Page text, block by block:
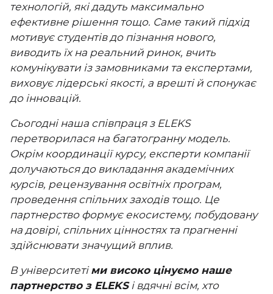
технологій, які дадуть максимально
ефективне рішення тощо. Саме такий підхід
мотивує студентів до пізнання нового,
виводить їх на реальний ринок, вчить
комунікувати із замовниками та експертами,
виховує лідерські якості, а врешті й спонукає
до інновацій.
Сьогодні наша співпраця з ELEKS
перетворилася на багатогранну модель.
Окрім координації курсу, експерти компанії
долучаються до викладання академічних
курсів, рецензування освітніх програм,
проведення спільних заходів тощо. Це
партнерство формує екосистему, побудовану
на довірі, спільних цінностях та прагненні
здійснювати значущий вплив.
В університеті ми високо цінуємо наше
партнерство з ELEKSі вдячні всім, хто